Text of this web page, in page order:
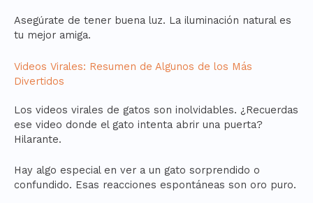
Asegúrate de tener buena luz. La iluminación natural es
tu mejor amiga.
Videos Virales: Resumen de Algunos de los Más
Divertidos
Los videos virales de gatos son inolvidables. ¿Recuerdas
ese video donde el gato intenta abrir una puerta?
Hilarante.
Hay algo especial en ver a un gato sorprendido o
confundido. Esas reacciones espontáneas son oro puro.